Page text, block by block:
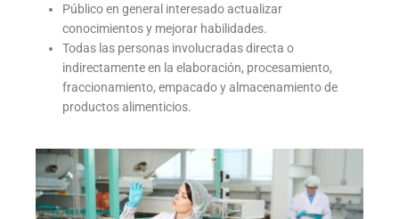
Público en general interesado actualizar
conocimientos y mejorar habilidades.
Todas las personas involucradas directa o
indirectamente en la elaboración, procesamiento,
fraccionamiento, empacado y almacenamiento de
productos alimenticios.